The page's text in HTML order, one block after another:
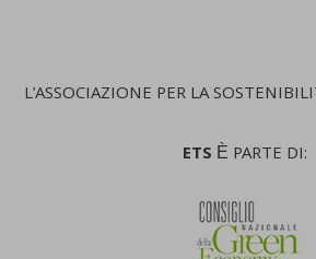
L'ASSOCIAZIONE PER LA
ETS È PARTE DI: